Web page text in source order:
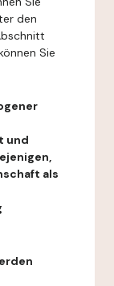
den
Sie
und
als